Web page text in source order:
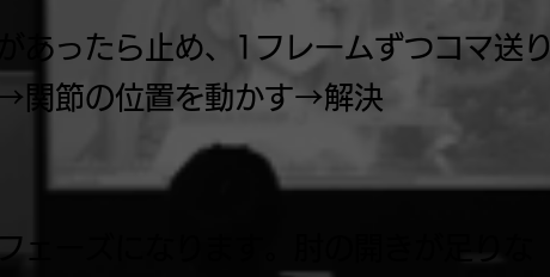
あったら止め、1フレームずつコマ送り
関節の位置を動かす→解決
ーズになります。肘の開きが足りな